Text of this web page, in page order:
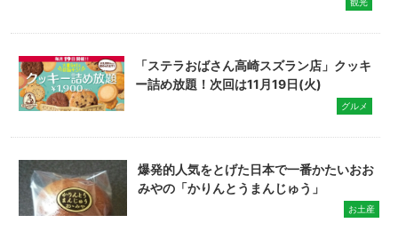
「ステラおばさん高崎スズラン店」クッキ
ー詰め放題！次回は11月19日(火)
グルメ
爆発的人気をとげた日本で一番かたいおお
みやの「かりんとうまんじゅう」
お土産